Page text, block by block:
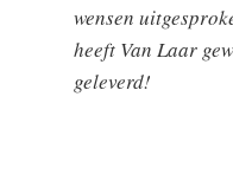
wensen
heeft Van Laar
geleverd!